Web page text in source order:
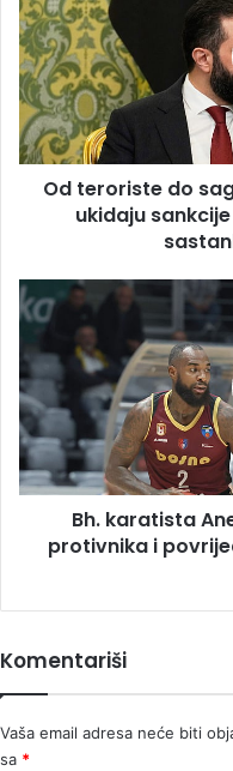
do
sagovornika
u
Bijeloj
kući:
SAD
ukidaju
sankcije
njegovog
sastanka
Trumpom
Od teroriste do
ukidaju
Bh.
karatista
Bostandžić
"počistio"
protivnika
i
povrijedio
ga,
diskvalifikovan
Bh. karatista
protivnika i
Komentariši
Vaša email adresa neće biti
sa *